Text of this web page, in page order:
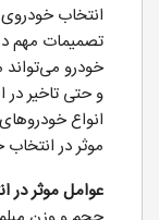
انتخاب
تصمیمات مهم
خودرو می‌تواند
و حتی تاخیر
انواع
موثر در
عوامل موثر در